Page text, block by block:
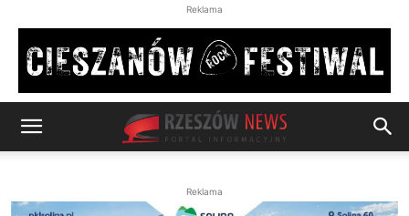
Reklama
Reklama